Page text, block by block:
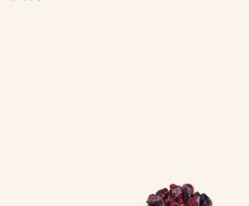
Cena: